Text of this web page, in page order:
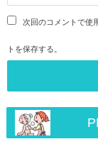
次回のコメントで使
トを保存する。